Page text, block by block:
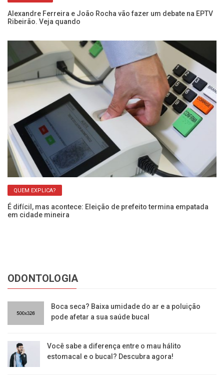
Alexandre Ferreira e João Rocha vão fazer um debate na EPTV
Ribeirão. Veja quando
QUEM EXPLICA?
É difícil, mas acontece: Eleição de prefeito termina empatada
em cidade mineira
ODONTOLOGIA
Boca seca? Baixa umidade do ar e a poluição
pode afetar a sua saúde bucal
Você sabe a diferença entre o mau hálito
estomacal e o bucal? Descubra agora!